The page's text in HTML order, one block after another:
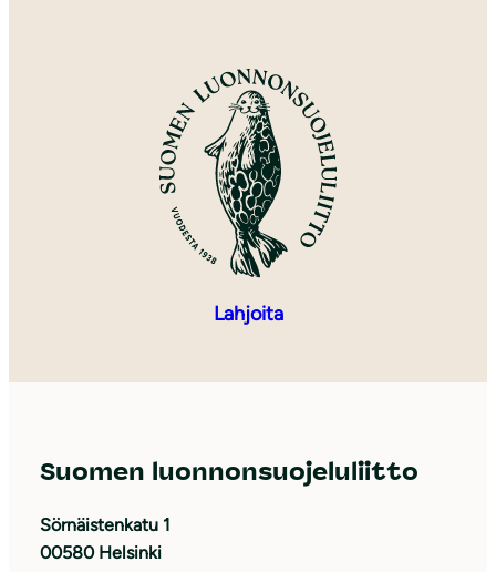
Lahjoita
Suomen luonnonsuojeluliitto
Sörnäistenkatu 1
00580 Helsinki